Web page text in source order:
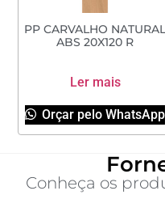
PP CARVALHO NATURAL
ABS 20X120 R
Ler mais
Orçar pelo WhatsApp
Conheça os